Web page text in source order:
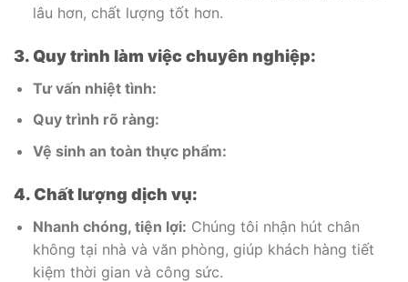
lâu hơn, chất lượng tốt hơn.
3. Quy trình làm việc chuyên nghiệp:
Tư vấn nhiệt tình:
Quy trình rõ ràng:
Vệ sinh an toàn thực phẩm:
4. Chất lượng dịch vụ:
Nhanh chóng, tiện lợi: Chúng tôi nhận hút chân
không tại nhà và văn phòng, giúp khách hàng tiết
kiệm thời gian và công sức.